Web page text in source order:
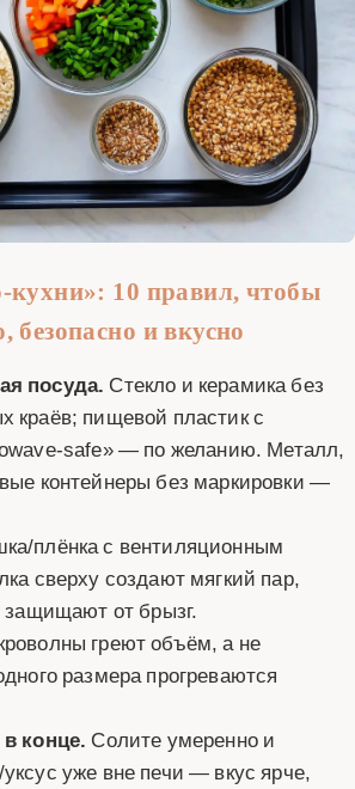
кухни»: 10 правил, чтобы
безопасно и вкусно
посуда. Стекло и керамика без
краёв; пищевой пластик с
— по желанию. Металл,
контейнеры без маркировки —
плёнка с вентиляционным
сверху создают мягкий пар,
защищают от брызг.
греют объём, а не
размера прогреваются
конце. Солите умеренно и
уже вне печи — вкус ярче,